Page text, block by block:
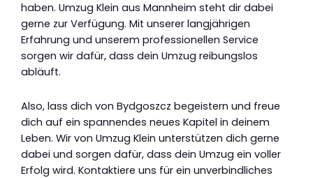
haben. Umzug Klein aus Mannheim steht dir dabei
gerne zur Verfügung. Mit unserer langjährigen
Erfahrung und unserem professionellen Service
sorgen wir dafür, dass dein Umzug reibungslos
abläuft.
Also, lass dich von Bydgoszcz begeistern und freue
dich auf ein spannendes neues Kapitel in deinem
Leben. Wir von Umzug Klein unterstützen dich gerne
dabei und sorgen dafür, dass dein Umzug ein voller
Erfolg wird. Kontaktiere uns für ein unverbindliches